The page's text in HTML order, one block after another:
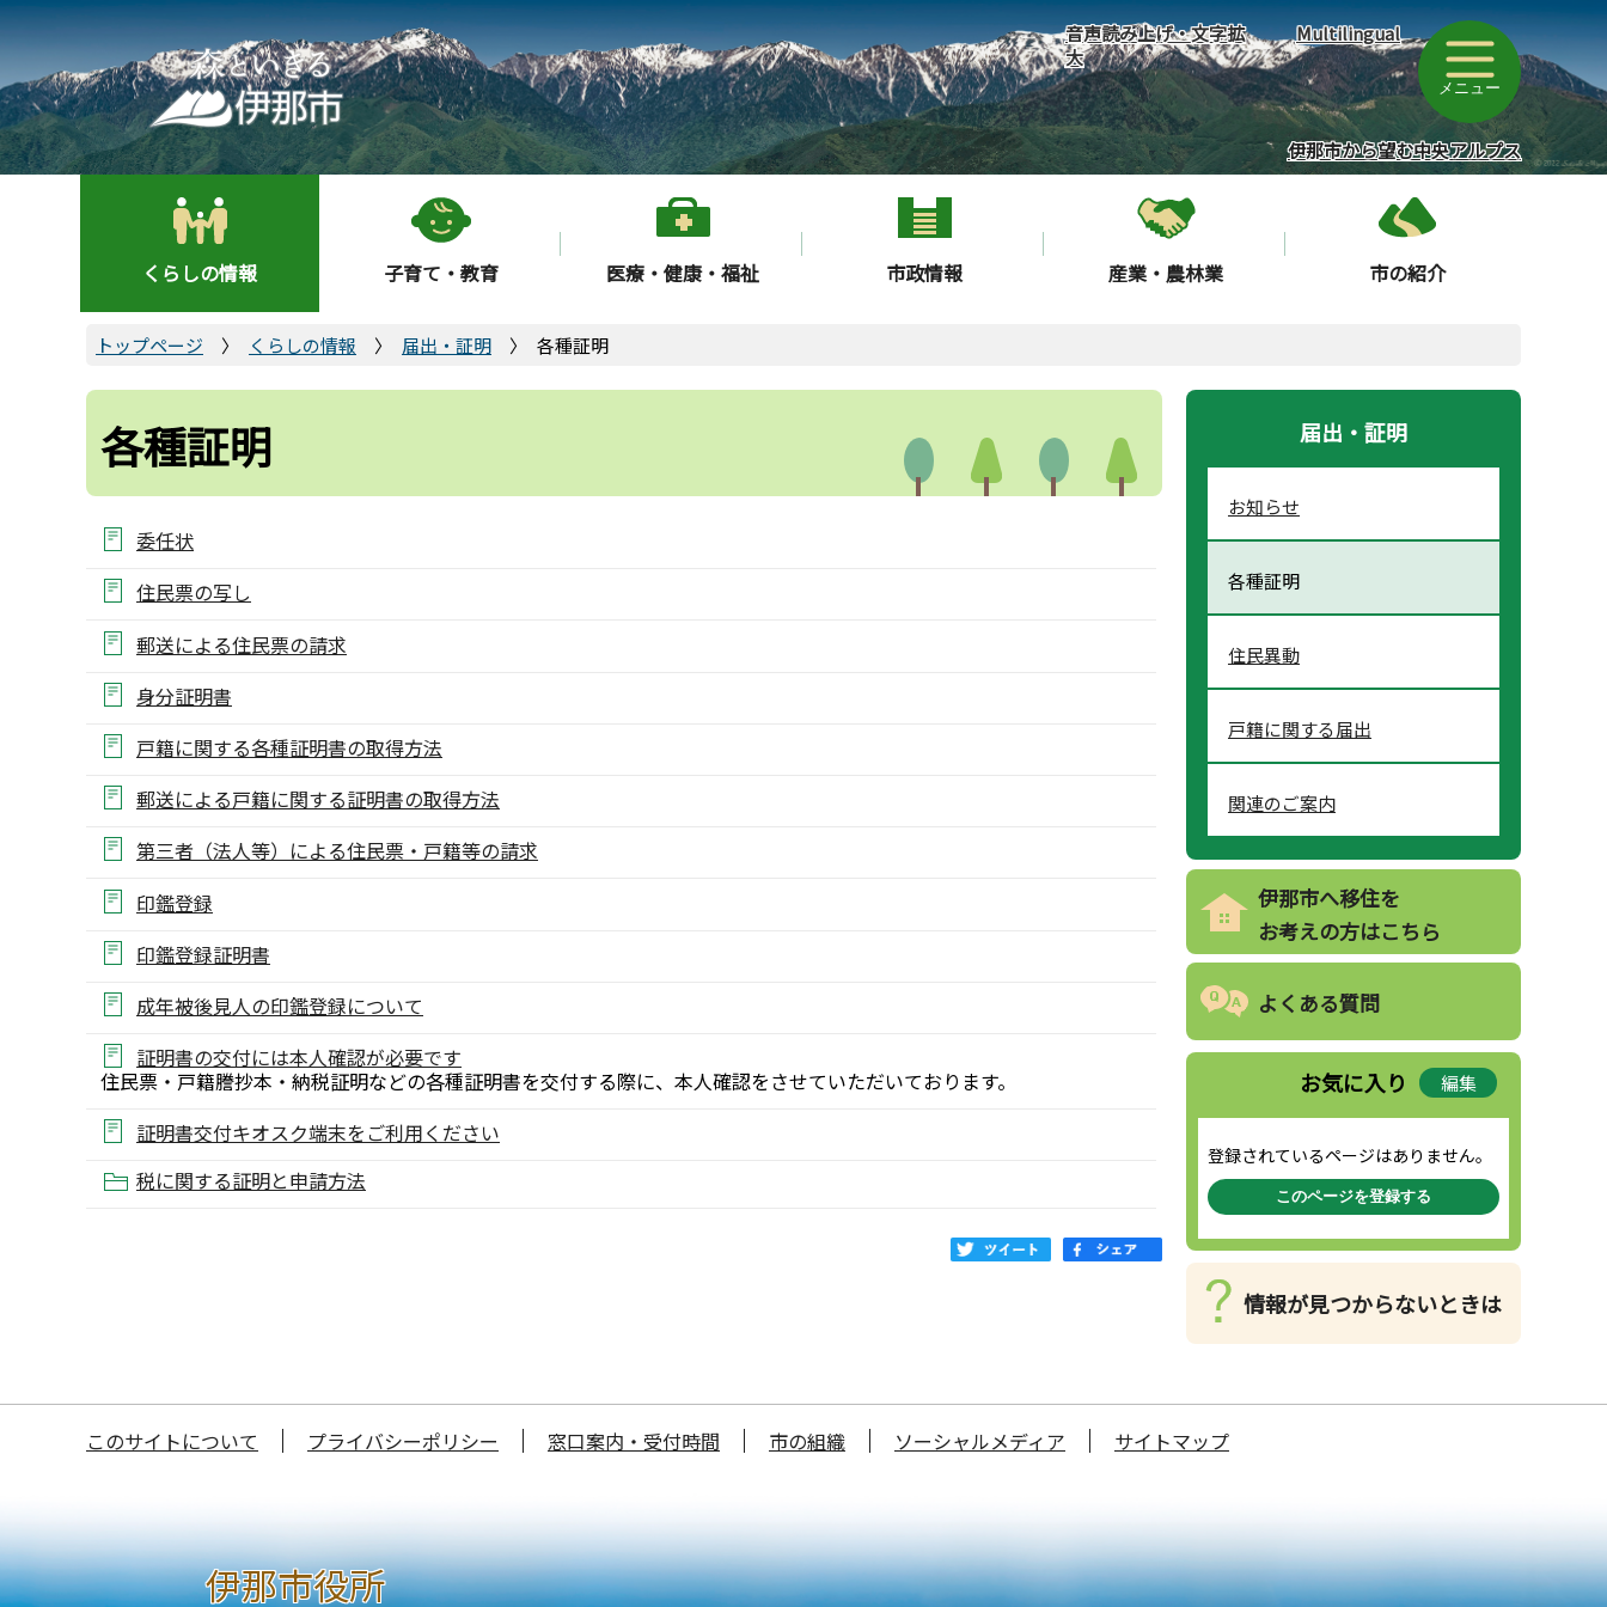
こ
の
ペ
ー
ジ
の
音声読み上げ・文字拡
大
Multilingual
メニュー
伊那市から望む中央アルプス
くらしの情報 子育て・教育 医療・健康・福祉 市政情報 産業・農林業 市の紹介
トップページ くらしの情報 届出・証明 各種証明
各種証明
委任状
住民票の写し
郵送による住民票の請求
身分証明書
戸籍に関する各種証明書の取得方法
郵送による戸籍に関する証明書の取得方法
第三者（法人等）による住民票・戸籍等の請求
印鑑登録
印鑑登録証明書
成年被後見人の印鑑登録について
証明書の交付には本人確認が必要です
住民票・戸籍謄抄本・納税証明などの各種証明書を交付する際に、本人確認をさせていただいております。
証明書交付キオスク端末をご利用ください
税に関する証明と申請方法
届出・証明
お知らせ
各種証明
住民異動
戸籍に関する届出
関連のご案内
伊那市へ移住を
お考えの方はこちら
よくある質問
お気に入り 編集
登録されているページはありません。
このページを登録する
情報が見つからないときは
このサイトについて プライバシーポリシー 窓口案内・受付時間 市の組織 ソーシャルメディア サイトマップ
伊那市役所